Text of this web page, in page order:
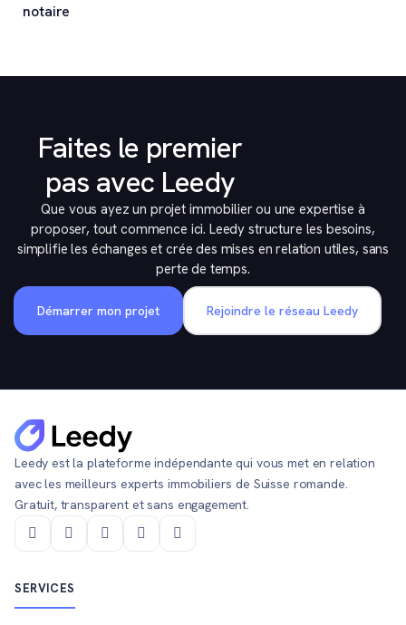
notaire
Faites le premier
pas avec Leedy
Que vous ayez un projet immobilier ou une expertise à
proposer, tout commence ici. Leedy structure les besoins,
simplifie les échanges et crée des mises en relation utiles, sans
perte de temps.
Démarrer mon projet Rejoindre le réseau Leedy
Leedy est la plateforme indépendante qui vous met en relation
avec les meilleurs experts immobiliers de Suisse romande.
Gratuit, transparent et sans engagement.
SERVICES